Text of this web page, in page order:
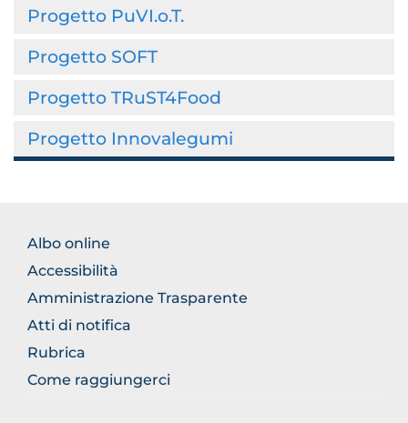
Progetto PuVI.o.T.
Progetto SOFT
Progetto TRuST4Food
Progetto Innovalegumi
FOOTER
NORMATIVA
Albo online
Accessibilità
Amministrazione Trasparente
Atti di notifica
Rubrica
Come raggiungerci